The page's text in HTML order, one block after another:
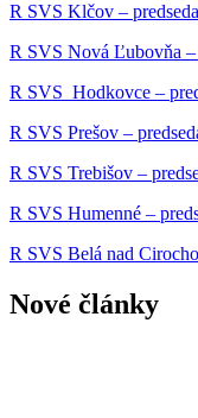
R SVS Klčov –
R SVS Nová Ľubovňa
R SVS Hodkovce –
R SVS Prešov –
R SVS Trebišov –
R SVS Humenné –
R SVS Belá nad
Nové články